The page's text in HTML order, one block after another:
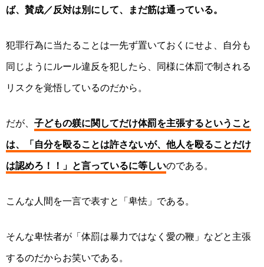
ば、賛成／反対は別にして、まだ筋は通っている。
犯罪行為に当たることは一先ず置いておくにせよ、自分も
同じようにルール違反を犯したら、同様に体罰で制される
リスクを覚悟しているのだから。
だが、 子どもの躾に関してだけ体罰を主張するということ
は、「自分を殴ることは許さないが、他人を殴ることだけ
は認めろ！！」と言っているに等しいのである。
こんな人間を一言で表すと「卑怯」である。
そんな卑怯者が「体罰は暴力ではなく愛の鞭」などと主張
するのだからお笑いである。